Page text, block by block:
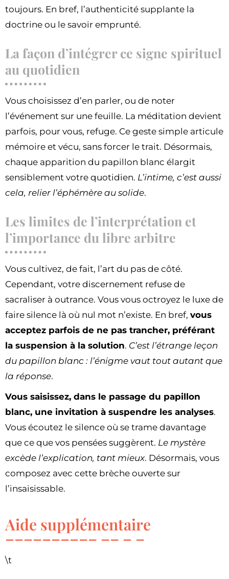
toujours. En bref, l’authenticité supplante la
doctrine ou le savoir emprunté.
La façon d’intégrer ce signe spirituel
au quotidien
Vous choisissez d’en parler, ou de noter
l’événement sur une feuille. La méditation devient
parfois, pour vous, refuge. Ce geste simple articule
mémoire et vécu, sans forcer le trait. Désormais,
chaque apparition du papillon blanc élargit
sensiblement votre quotidien. L’intime, c’est aussi
cela, relier l’éphémère au solide.
Les limites de l’interprétation et
l’importance du libre arbitre
Vous cultivez, de fait, l’art du pas de côté.
Cependant, votre discernement refuse de
sacraliser à outrance. Vous vous octroyez le luxe de
faire silence là où nul mot n’existe. En bref, vous
acceptez parfois de ne pas trancher, préférant
la suspension à la solution. C’est l’étrange leçon
du papillon blanc : l’énigme vaut tout autant que
la réponse.
Vous saisissez, dans le passage du papillon
blanc, une invitation à suspendre les analyses.
Vous écoutez le silence où se trame davantage
que ce que vos pensées suggèrent. Le mystère
excède l’explication, tant mieux. Désormais, vous
composez avec cette brèche ouverte sur
l’insaisissable.
Aide supplémentaire
\t